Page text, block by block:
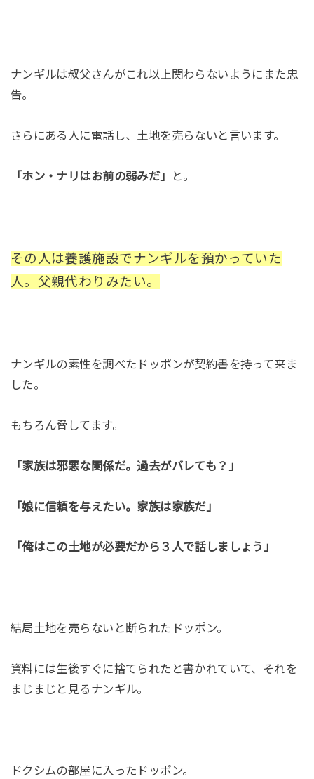
ナンギルは叔父さんがこれ以上関わらないようにまた忠
告。
さらにある人に電話し、土地を売らないと言います。
「ホン・ナリはお前の弱みだ」 と。
その人は養護施設でナンギルを預かっていた
人。父親代わりみたい。
ナンギルの素性を調べたドッポンが契約書を持って来ま
した。
もちろん脅してます。
「家族は邪悪な関係だ。過去がバレても？」
「娘に信頼を与えたい。家族は家族だ」
「俺はこの土地が必要だから３人で話しましょう」
結局土地を売らないと断られたドッポン。
資料には生後すぐに捨てられたと書かれていて、それを
まじまじと見るナンギル。
ドクシムの部屋に入ったドッポン。